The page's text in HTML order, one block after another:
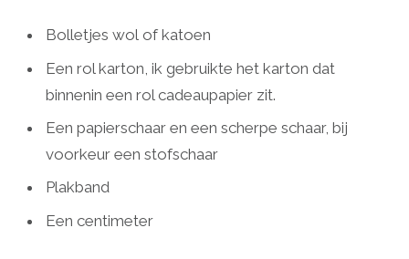
Bolletjes wol of katoen
Een rol karton, ik gebruikte het karton dat
binnenin een rol cadeaupapier zit.
Een papierschaar en een scherpe schaar, bij
voorkeur een stofschaar
Plakband
Een centimeter